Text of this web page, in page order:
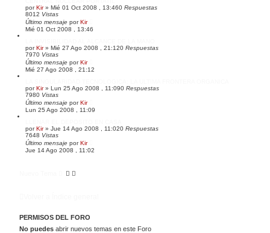
porKir» Mié 01 Oct 2008 , 13:460 Respuestas
8012 Vistas
Último mensaje porKir
Mié 01 Oct 2008 , 13:46
porKir» Mié 27 Ago 2008 , 21:120 Respuestas
7970 Vistas
Último mensaje porKir
Mié 27 Ago 2008 , 21:12
porKir» Lun 25 Ago 2008 , 11:090 Respuestas
7980 Vistas
Último mensaje porKir
Lun 25 Ago 2008 , 11:09
porKir» Jue 14 Ago 2008 , 11:020 Respuestas
7648 Vistas
Último mensaje porKir
Jue 14 Ago 2008 , 11:02
PERMISOS DEL FORO
No puedes abrir nuevos temas en este Foro